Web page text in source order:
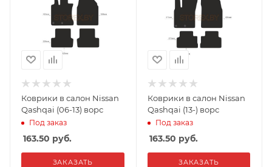
Коврики в салон Nissan
Qashqai (06-13) ворс
Под заказ
163.50 руб.
ЗАКАЗАТЬ
Коврики в салон Nissan
Qashqai (13-) ворс
Под заказ
163.50 руб.
ЗАКАЗАТЬ